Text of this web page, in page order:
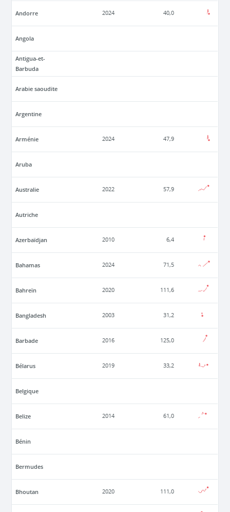
Andorre 2024 40,0
Angola
Antigua-et-
Barbuda
Arabie saoudite
Argentine
Arménie 2024 47,9
Aruba
Australie 2022 57,9
Autriche
Azerbaïdjan 2010 6,4
Bahamas 2024 71,5
Bahreïn 2020 111,6
Bangladesh 2003 31,2
Barbade 2016 125,0
Bélarus 2019 33,2
Belgique
Belize 2014 61,0
Bénin
Bermudes
Bhoutan 2020 111,0